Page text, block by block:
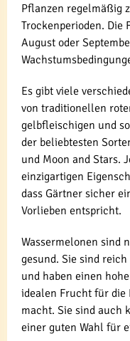
Pflanzen regelmäßig
Trockenperioden. Die
August oder
Es gibt viele
von traditionellen
gelbfleischigen und
der beliebtesten
und Moon and Stars.
einzigartigen
dass Gärtner sicher
Vorlieben entspricht.
Wassermelonen sind
gesund. Sie sind
und haben einen
idealen Frucht für die
macht. Sie sind auch
einer guten Wahl für